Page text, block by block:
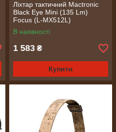
Ліхтар тактичний Mactronic
Black Eye Mini (135 Lm)
Focus (L-MX512L)
В наявності
1 583 ₴
Купити